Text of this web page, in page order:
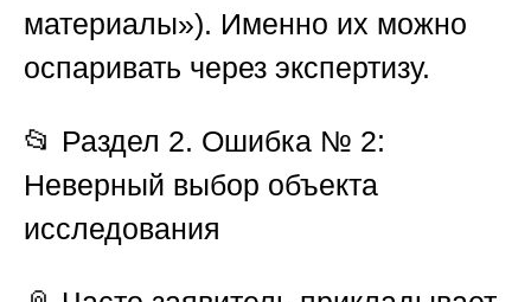
материалы»). Именно их можно
оспаривать через экспертизу.
📂 Раздел 2. Ошибка № 2:
Неверный выбор объекта
исследования